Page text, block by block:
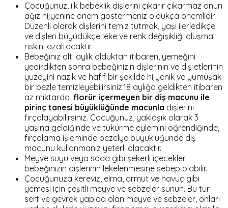
Çocuğunuz, ilk bebeklik dişlerini çıkarır çıkarmaz onun
ağız hijyenine önem göstermeniz oldukça önemlidir.
Düzenli olarak dişlerini temiz tutmak, yaşı ilerledikçe
ve dişleri büyüdükçe leke ve renk değişikliği oluşma
riskini azaltacaktır.
Bebeğiniz altı aylık olduktan itibaren, yemeğini
yedirdikten sonra bebeğinizin dişlerinin ve diş etlerinin
yüzeyini nazik ve hafif bir şekilde hijyenik ve yumuşak
bir bezle temizleyebilirsiniz.18 aylığa geldikten itibaren
az miktarda, florür içermeyen bir diş macunu ile
pirinç tanesi büyüklüğünde macunla dişlerini
fırçalayabilirsiniz. Çocuğunuz, yaklaşık olarak 3
yaşına geldiğinde ve tükürme eylemini öğrendiğinde,
fırçalama işleminde bezelye büyüklüğünde diş
macunu kullanmanız yeterli olacaktır.
Meyve suyu veya soda gibi şekerli içecekler
bebeğinizin dişlerinin lekelenmesine sebep olabilir.
Çocuğunuza kereviz, elma, armut ve havuç gibi
yemesi için çeşitli meyve ve sebzeler sunun. Bu tür
sert ve gevrek yapıda olan meyve ve sebzeler, onları